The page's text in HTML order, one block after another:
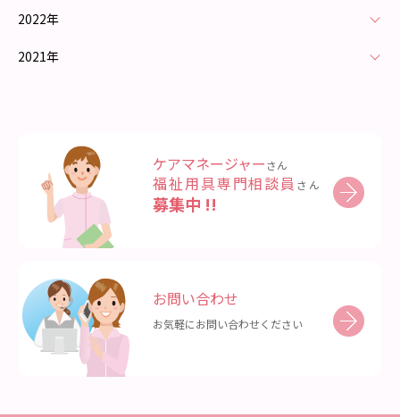
2022年
2021年
ケアマネージャーさん
福祉用具専門相談員 さん
募集中 !!
お問い合わせ
お気軽にお問い合わせください